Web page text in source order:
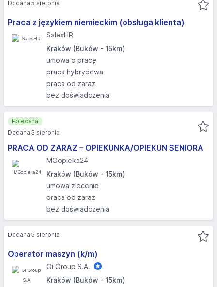
Praca z językiem niemieckim (obsługa klienta)
SalesHR
Kraków (Buków - 15km)
umowa o pracę
praca hybrydowa
praca od zaraz
bez doświadczenia
Dodana 5 sierpnia
PRACA OD ZARAZ – OPIEKUNKA/OPIEKUN SENIORA
MGopieka24
Kraków (Buków - 15km)
umowa zlecenie
praca od zaraz
bez doświadczenia
Polecana
Dodana 5 sierpnia
Operator maszyn (k/m)
Gi Group S.A.
Kraków (Buków - 15km)
Dodana 5 sierpnia